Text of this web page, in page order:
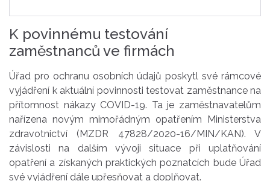
K povinnému testování
zaměstnanců ve firmách
Úřad pro ochranu osobních údajů poskytl své rámcové
vyjádření k aktuální povinnosti testovat zaměstnance na
přítomnost nákazy COVID-19. Ta je zaměstnavatelům
nařízena novým mimořádným opatřením Ministerstva
zdravotnictví (MZDR 47828/2020-16/MIN/KAN). V
závislosti na dalším vývoji situace při uplatňování
opatření a získaných praktických poznatcích bude Úřad
své vyjádření dále upřesňovat a doplňovat.